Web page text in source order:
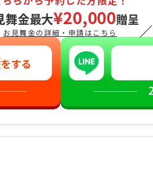
舞金最大¥20,000贈呈
お見舞金の詳細・申請はこちら ／